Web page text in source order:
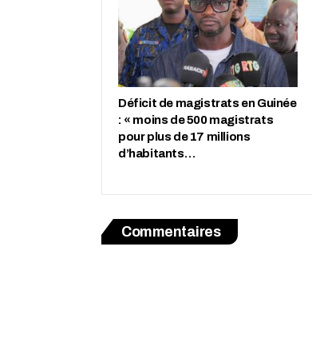
Déficit de magistrats en Guinée
: « moins de 500 magistrats
pour plus de 17 millions
d’habitants…
Commentaires